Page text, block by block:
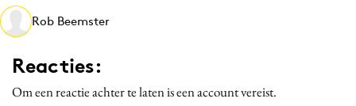
Media
Merkstrategie
PR
Programmatic
Rob Beemster
Reacties:
Om een reactie achter te laten is een account vereist.